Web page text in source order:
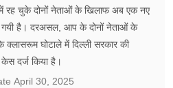
रह चुके दोनों नेताओं के खिलाफ अब एक नए
है। दरअसल, आप के दोनों नेताओं के
घोटाले में दिल्ली सरकार की
दर्ज किया है।
April 30, 2025